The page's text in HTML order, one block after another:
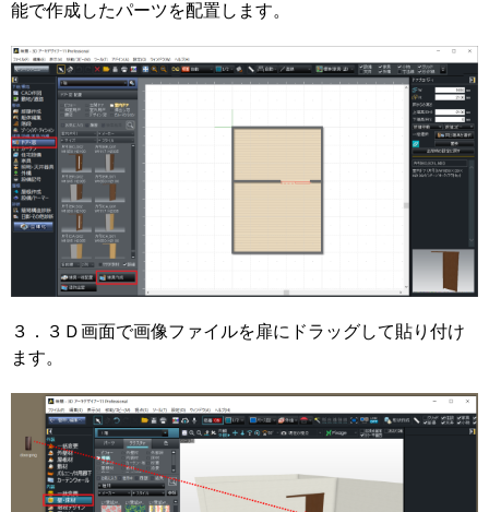
能で作成したパーツを配置します。
３．３Ｄ画面で画像ファイルを扉にドラッグして貼り付け
ます。